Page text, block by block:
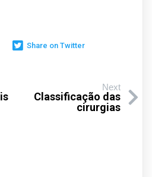
Share on Twitter
Next
Classificação das
cirurgias